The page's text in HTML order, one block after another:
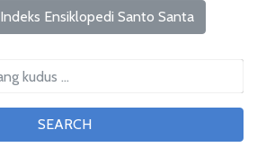
Indeks Ensiklopedi Santo Santa
SEARCH